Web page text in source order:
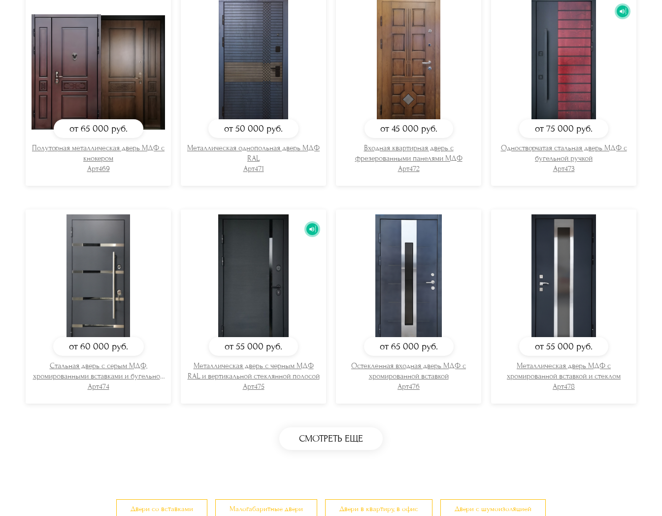
от 65 000 руб.
Полуторная металлическая дверь МДФ с
кнокером
Арт469
от 50 000 руб.
Металлическая однопольная дверь МДФ
RAL
Арт471
от 45 000 руб.
Входная квартирная дверь с
фрезерованными панелями МДФ
Арт472
от 75 000 руб.
Одностворчатая стальная дверь МДФ с
бугельной ручкой
Арт473
от 60 000 руб.
Стальная дверь с серым МДФ,
хромированными вставками и бугельной
ручкой
Арт474
от 55 000 руб.
Металлическая дверь с черным МДФ
RAL и вертикальной стеклянной полосой
Арт475
от 65 000 руб.
Остекленная входная дверь МДФ с
хромированной вставкой
Арт476
от 55 000 руб.
Металлическая дверь МДФ с
хромированной вставкой и стеклом
Арт478
СМОТРЕТЬ ЕЩЕ
Двери со вставками Малогабаритные двери Двери в квартиру, в офис Двери с шумоизоляцией